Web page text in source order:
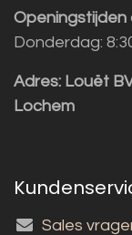
Donderdag:
Adres: Louët
Lochem
Sales